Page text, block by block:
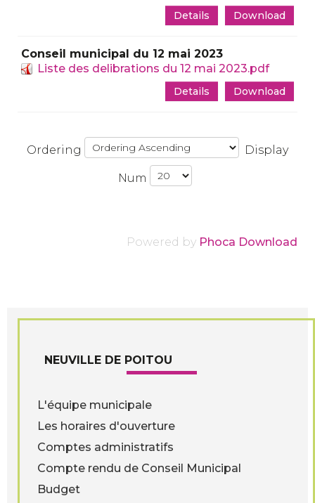
Download
Details
Conseil municipal du 12 mai 2023
Liste des delibrations du 12 mai 2023.pdf
Download
Details
Ordering Display
Num
Powered by Phoca Download
NEUVILLE DE POITOU
L'équipe municipale
Les horaires d'ouverture
Comptes administratifs
Compte rendu de Conseil Municipal
Budget